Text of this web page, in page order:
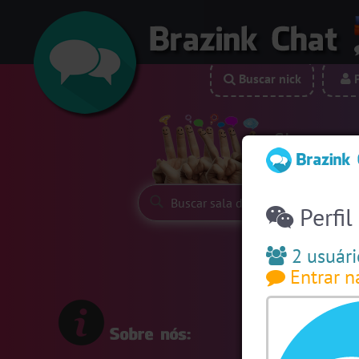
Siga-nos:
Buscar nick
Perfil
2
Entrar